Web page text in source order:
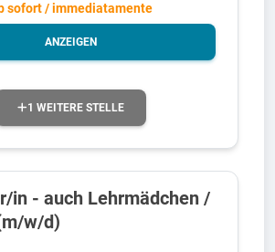
sofort / immediatamente
ANZEIGEN
1 WEITERE STELLE
in - auch Lehrmädchen /
w/d)